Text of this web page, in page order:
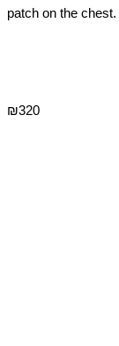
patch on the chest.
₪320